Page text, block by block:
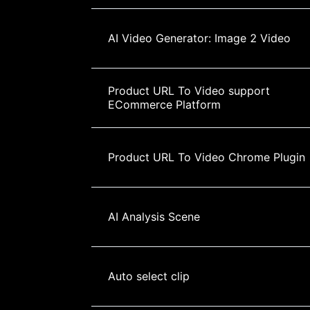
AI Video Generator: Image 2 Video
Product URL To Video support
ECommerce Platform
Product URL To Video Chrome Plugin
AI Analysis Scene
Auto select clip